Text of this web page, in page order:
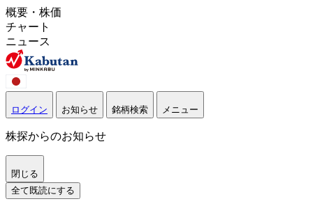
概要・株価
チャート
ニュース
ログイン お知らせ 銘柄検索 メニュー
株探からのお知らせ
閉じる
全て既読にする